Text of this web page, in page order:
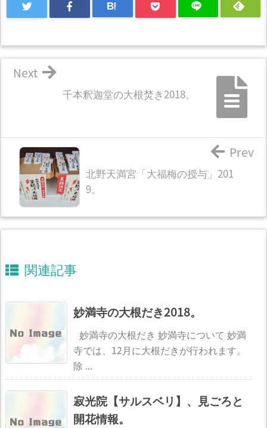
B!
千本釈迦堂の大根焚き2018。
Next
北野天満宮「大福梅の授与」201
9。
Prev
関連記事
妙満寺の大根だき2018。
妙満寺の大根だき 妙満寺について 妙満
寺では、12月に大根だきが行われます。
除 ...
寂光院【サルスベリ】、見ごろと
開花情報。